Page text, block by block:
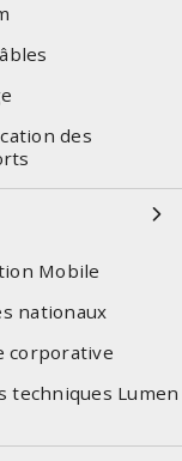
des
Mobile
nationaux
corporative
techniques Lumen